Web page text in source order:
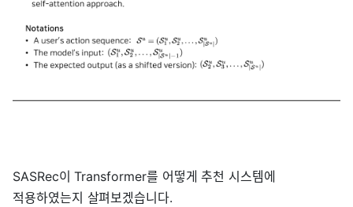
SASRec이 Transformer를 어떻게 추천 시스템에
적용하였는지 살펴보겠습니다.